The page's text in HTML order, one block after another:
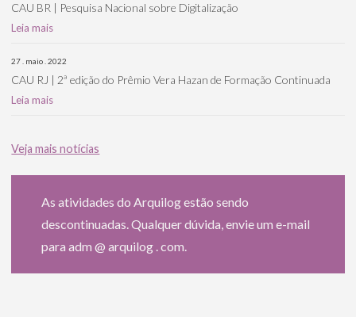
CAU BR | Pesquisa Nacional sobre Digitalização
Leia mais
27 . maio . 2022
CAU RJ | 2ª edição do Prêmio Vera Hazan de Formação Continuada
Leia mais
Veja mais notícias
As atividades do Arquilog estão sendo
descontinuadas. Qualquer dúvida, envie um e-mail
para adm @ arquilog . com.